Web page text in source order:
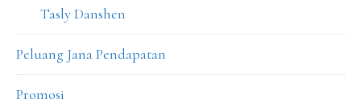
Tasly Danshen
Peluang Jana Pendapatan
Promosi